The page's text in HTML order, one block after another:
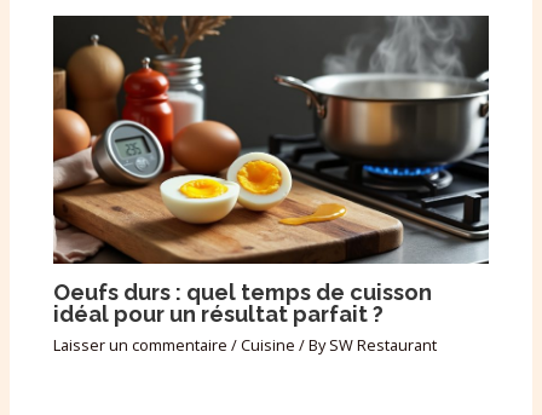
Oeufs durs : quel temps de cuisson
idéal pour un résultat parfait ?
Laisser un commentaire /Cuisine / BySW Restaurant